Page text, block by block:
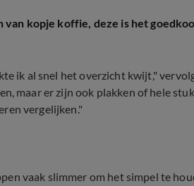
kopje koffie, deze is het
ik al snel het overzicht kwijt,"
maar er zijn ook plakken of hele
vergelijken."
vaak slimmer om het simpel te